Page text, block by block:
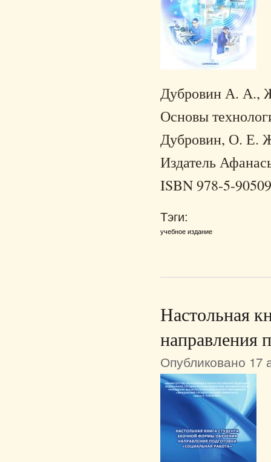
Дубровин А. А.,
Основы
Дубровин, О. Е.
Издатель
ISBN 978-5-
Тэги:
учебное издание
Настольная
направления
Опубликовано 17